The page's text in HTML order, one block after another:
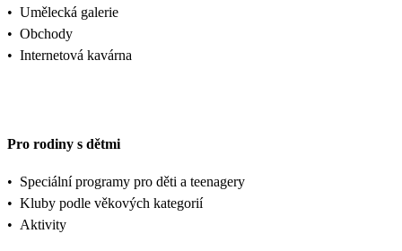
• Umělecká galerie
• Obchody
• Internetová kavárna
Pro rodiny s dětmi
• Speciální programy pro děti a teenagery
• Kluby podle věkových kategorií
• Aktivity